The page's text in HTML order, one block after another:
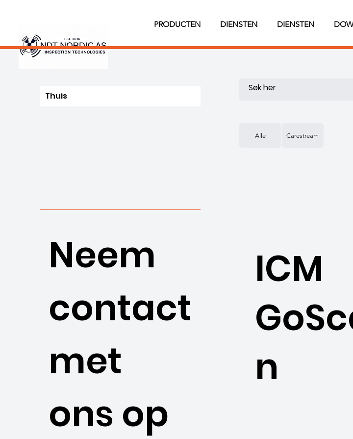
PRODUCTEN DIENSTEN
DIENSTEN
Alle Carestream
Thuis
Neem
contact
met
ons op
ICM
n